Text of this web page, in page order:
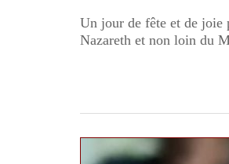
Un jour de fête et de joie
Nazareth et non loin du